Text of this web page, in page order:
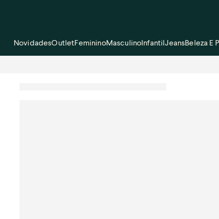
NovidadesOutletFemininoMasculinoInfantilJeansBeleza E